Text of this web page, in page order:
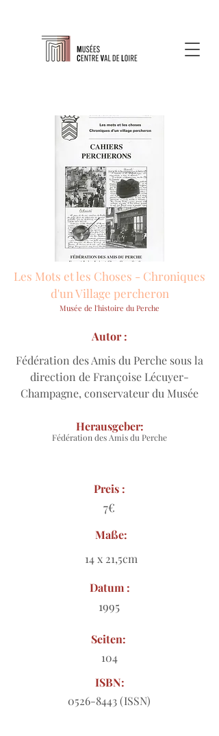
Les Mots et les Choses - Chroniques
d'un Village percheron
Musée de l'histoire du Perche
Fédération des Amis du Perche sous la
direction de Françoise Lécuyer-
Champagne, conservateur du Musée
Autor :
Fédération des Amis du Perche
Herausgeber:
Preis :
7€
Maße:
14 x 21,5cm
Datum :
1995
Seiten:
104
ISBN:
0526-8443(ISSN)